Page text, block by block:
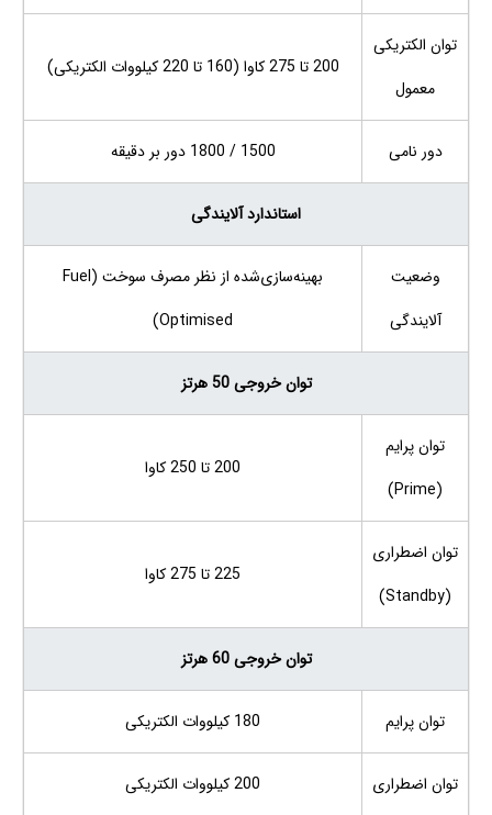
توان الکتریکی
معمول
200 تا 275 کاوا (160 تا 220 کیلووات الکتریکی)
دور نامی 1500 / 1800 دور بر دقیقه
استاندارد آلایندگی
وضعیت
آلایندگی
بهینه‌سازی‌شده از نظر مصرف سوخت (Fuel
Optimised)
توان خروجی 50 هرتز
توان پرایم
(Prime)
200 تا 250 کاوا
توان اضطراری
(Standby)
225 تا 275 کاوا
توان خروجی 60 هرتز
توان پرایم 180 کیلووات الکتریکی
توان اضطراری 200 کیلووات الکتریکی